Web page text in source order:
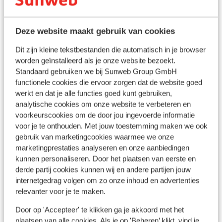
Deze website maakt gebruik van cookies
Dit zijn kleine tekstbestanden die automatisch in je browser
worden geïnstalleerd als je onze website bezoekt.
Standaard gebruiken we bij Sunweb Group GmbH
functionele cookies die ervoor zorgen dat de website goed
werkt en dat je alle functies goed kunt gebruiken,
analytische cookies om onze website te verbeteren en
voorkeurscookies om de door jou ingevoerde informatie
voor je te onthouden. Met jouw toestemming maken we ook
gebruik van marketingcookies waarmee we onze
marketingprestaties analyseren en onze aanbiedingen
kunnen personaliseren. Door het plaatsen van eerste en
derde partij cookies kunnen wij en andere partijen jouw
internetgedrag volgen om zo onze inhoud en advertenties
relevanter voor je te maken.
Door op 'Accepteer' te klikken ga je akkoord met het
Aan het strand
Aan de rand van het centrum
Centrum: 3000 m
Barstreet: 3000 m
Luchthaven: 14 km
Bushalte: 10 m
Pinautomaat: 300 m
Winkels: 500 m
(Mini)supermarkt: 500 m
Restaurant: 100 m
Apotheek: 3000 m
Arts: 3 km
Ziekenhuis: 13 km
Ook interessant voor jou